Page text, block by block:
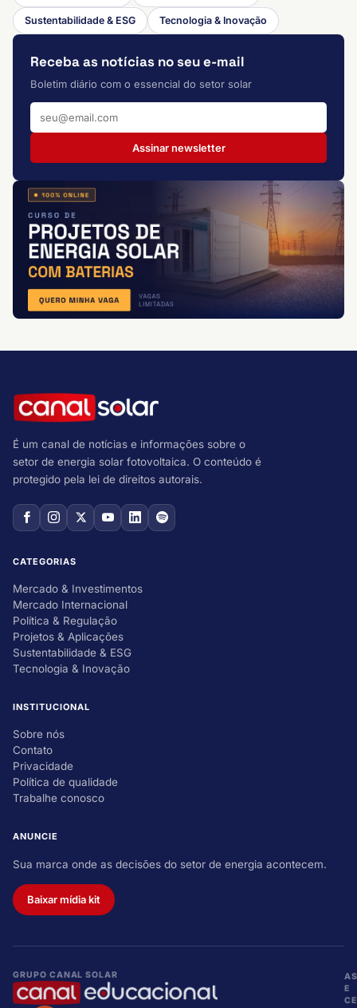
Sustentabilidade & ESG Tecnologia & Inovação
Receba as notícias no seu e-mail
Boletim diário com o essencial do setor solar
Assinar newsletter
É um canal de notícias e informações sobre o
setor de energia solar fotovoltaica. O conteúdo é
protegido pela lei de direitos autorais.
CATEGORIAS
Mercado & Investimentos
Mercado Internacional
Política & Regulação
Projetos & Aplicações
Sustentabilidade & ESG
Tecnologia & Inovação
INSTITUCIONAL
Sobre nós
Contato
Privacidade
Política de qualidade
Trabalhe conosco
ANUNCIE
Sua marca onde as decisões do setor de energia acontecem.
Baixar mídia kit
GRUPO CANAL SOLAR
E